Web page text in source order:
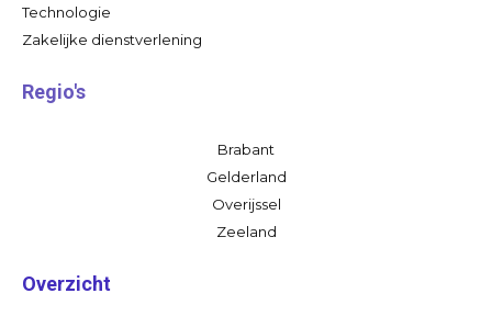
Technologie
Zakelijke dienstverlening
Regio's
Brabant
Gelderland
Overijssel
Zeeland
Overzicht